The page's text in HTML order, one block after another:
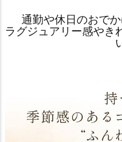
通勤や休日のおで
ラグジュアリー感やき